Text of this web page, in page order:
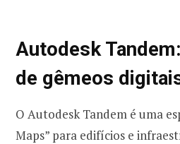
Autodesk
de gêmeos
O Autodesk Tandem é uma
Maps” para edifícios e